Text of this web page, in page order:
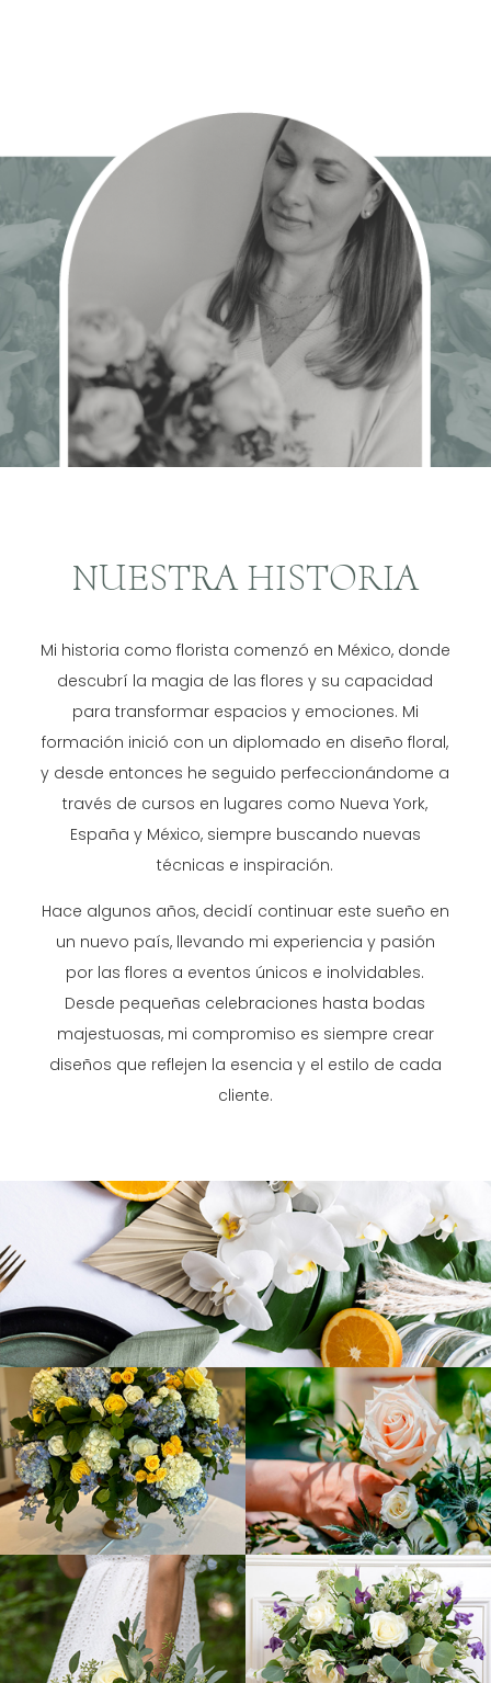
NUESTRA HISTORIA
Mi historia como florista comenzó en México, donde
descubrí la magia de las flores y su capacidad
para transformar espacios y emociones. Mi
formación inició con un diplomado en diseño floral,
y desde entonces he seguido perfeccionándome a
través de cursos en lugares como Nueva York,
España y México, siempre buscando nuevas
técnicas e inspiración.
Hace algunos años, decidí continuar este sueño en
un nuevo país, llevando mi experiencia y pasión
por las flores a eventos únicos e inolvidables.
Desde pequeñas celebraciones hasta bodas
majestuosas, mi compromiso es siempre crear
diseños que reflejen la esencia y el estilo de cada
cliente.